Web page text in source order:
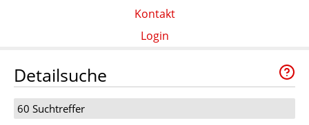
Kontakt
Login
Detailsuche
60 Suchtreffer